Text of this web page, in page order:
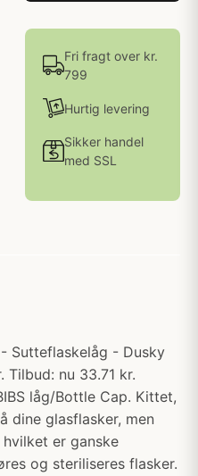
Fri fragt over kr.
799
Hurtig levering
Sikker handel
med SSL
Sutteflaskelåg - Dusky
Tilbud: nu 33.71 kr.
låg/Bottle Cap. Kittet,
dine glasflasker, men
er ganske
og steriliseres flasker.